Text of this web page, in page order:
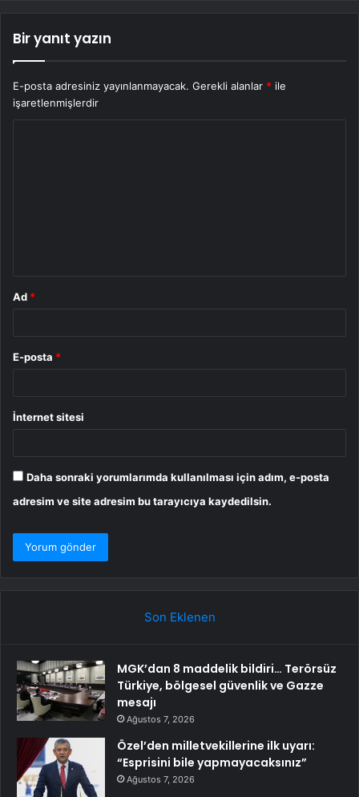
Bir yanıt yazın
E-posta adresiniz yayınlanmayacak. Gerekli alanlar * ile
işaretlenmişlerdir
Ad *
E-posta *
İnternet sitesi
Daha sonraki yorumlarımda kullanılması için adım, e-posta
adresim ve site adresim bu tarayıcıya kaydedilsin.
Son Eklenen
MGK’dan 8 maddelik bildiri… Terörsüz
Türkiye, bölgesel güvenlik ve Gazze
mesajı
Ağustos 7, 2026
Özel’den milletvekillerine ilk uyarı:
“Esprisini bile yapmayacaksınız”
Ağustos 7, 2026